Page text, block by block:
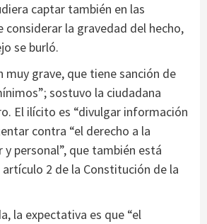
captar también en las
considerar la gravedad del hecho,
se burló.
muy grave, que tiene sanción de
sostuvo la ciudadana
El ilícito es “divulgar información
contra “el derecho a la
personal”, que también está
2 de la Constitución de la
la expectativa es que “el